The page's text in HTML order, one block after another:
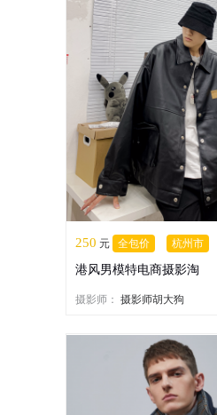
250 元 全包价 杭州市
港风男模特电商摄影淘
摄影师： 摄影师胡大狗